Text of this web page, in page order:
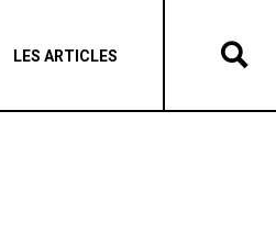
LES ARTICLES